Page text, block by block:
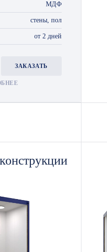
МДФ
стены, пол
от 2 дней
ЗАКАЗАТЬ